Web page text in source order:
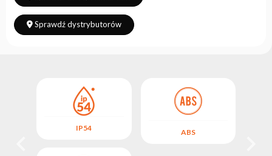
Sprawdź dystrybutorów
IP54 ABS